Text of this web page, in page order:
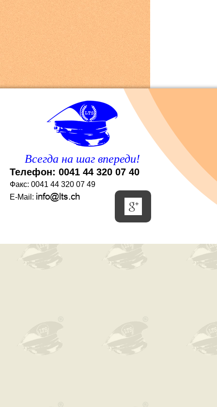
Всегда на шаг впереди!
Телефон: 0041 44 320 07 40
Факс: 0041 44 320 07 49
E-Mail: